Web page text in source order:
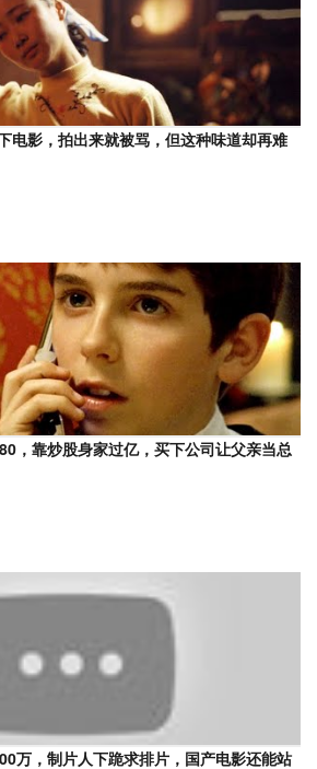
电影，拍出来就被骂，但这种味道却再难
，靠炒股身家过亿，买下公司让父亲当总
万，制片人下跪求排片，国产电影还能站